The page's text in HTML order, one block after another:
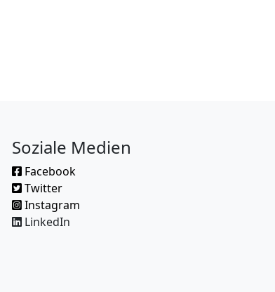
Soziale Medien
Facebook
Twitter
Instagram
LinkedIn